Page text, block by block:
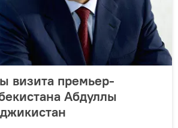
визита премьер-
Абдуллы